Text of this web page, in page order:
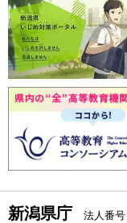
新潟県庁 法人番